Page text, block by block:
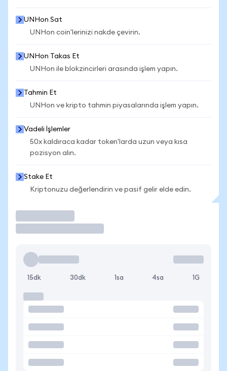
UNHon Sat
UNHon coin'lerinizi nakde çevirin.
UNHon Takas Et
UNHon ile blokzincirleri arasında işlem yapın.
Tahmin Et
UNHon ve kripto tahmin piyasalarında işlem yapın.
Vadeli İşlemler
50x kaldıraca kadar token'larda uzun veya kısa
pozisyon alın.
Stake Et
Kriptonuzu değerlendirin ve pasif gelir elde edin.
15dk 30dk 1sa 4sa 1G